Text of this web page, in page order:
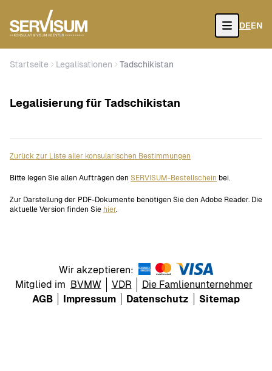
Open
DEEN
Startseite Legalisationen Tadschikistan
Legalisierung für Tadschikistan
Zurück zur Liste aller konsularischen Bestimmungen
Bitte legen Sie allen Aufträgen den SERVISUM-Bestellschein bei.
Zur Darstellung der PDF-Dokumente benötigen Sie den Adobe Reader. Die
aktuelle Version finden Sie hier.
Wir akzeptieren:
Mitglied im BVMW VDR
Die Famlienunternehmer
AGB
Impressum Datenschutz Sitemap